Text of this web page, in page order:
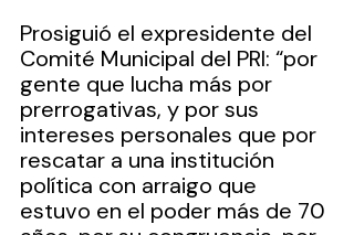
Prosiguió el expresidente del
Comité Municipal del PRI: “por
gente que lucha más por
prerrogativas, y por sus
intereses personales que por
rescatar a una institución
política con arraigo que
estuvo en el poder más de 70